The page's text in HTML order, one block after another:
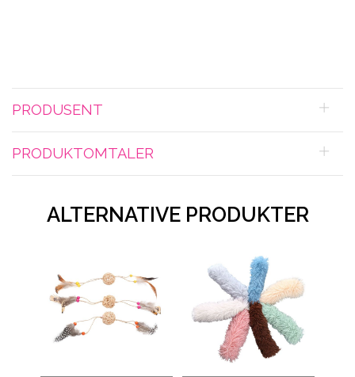
PRODUSENT
PRODUKTOMTALER
ALTERNATIVE PRODUKTER